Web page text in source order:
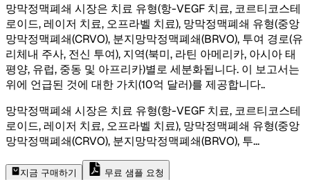
망막정맥폐쇄 시장은 치료 유형(항-VEGF 치료, 코르티코스테
로이드, 레이저 치료, 오프라벨 치료), 망막정맥폐쇄 유형(중앙
망막정맥폐쇄(CRVO), 분지망막정맥폐쇄(BRVO), 투여 경로(유
리체내 주사, 전신 투여), 지역(북미, 라틴 아메리카, 아시아 태
평양, 유럽, 중동 및 아프리카)별로 세분화됩니다. 이 보고서는
위에 언급된 것에 대한 가치(10억 달러)를 제공합니다..
망막정맥폐쇄 시장은 치료 유형(항-VEGF 치료, 코르티코스테
로이드, 레이저 치료, 오프라벨 치료), 망막정맥폐쇄 유형(중앙
망막정맥폐쇄(CRVO), 분지망막정맥폐쇄(BRVO), 투...
지금 구매하기 무료 샘플 요청